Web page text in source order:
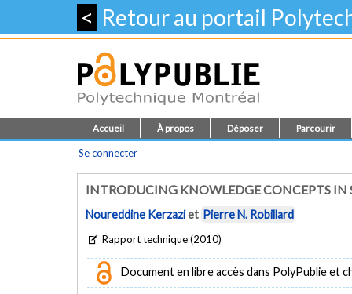
< Retour au portail
Accueil À propos Déposer Parcourir
Se connecter
INTRODUCING KNOWLEDGE CONCEPTS IN
Noureddine Kerzaziet Pierre N. Robillard
Rapport technique (2010)
Document en libre accès dans PolyPublie et